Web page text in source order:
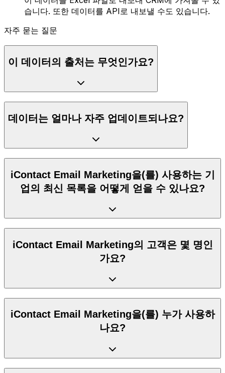
습니다. 또한 데이터를 API로 내보낼 수도 있습니다.
자주 묻는 질문
이 데이터의 출처는 무엇인가요?
데이터는 얼마나 자주 업데이트되나요?
iContact Email Marketing을(를) 사용하는 기
업의 최신 목록을 어떻게 얻을 수 있나요?
iContact Email Marketing의 고객은 몇 명인
가요?
iContact Email Marketing을(를) 누가 사용하
나요?